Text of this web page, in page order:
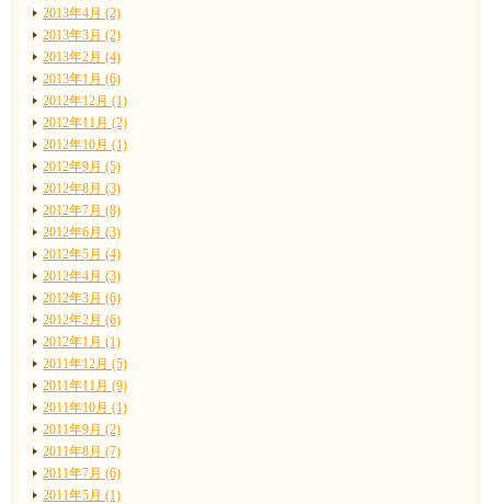
2013年4月 (2)
2013年3月 (2)
2013年2月 (4)
2013年1月 (6)
2012年12月 (1)
2012年11月 (2)
2012年10月 (1)
2012年9月 (5)
2012年8月 (3)
2012年7月 (8)
2012年6月 (3)
2012年5月 (4)
2012年4月 (3)
2012年3月 (6)
2012年2月 (6)
2012年1月 (1)
2011年12月 (5)
2011年11月 (9)
2011年10月 (1)
2011年9月 (2)
2011年8月 (7)
2011年7月 (6)
2011年5月 (1)